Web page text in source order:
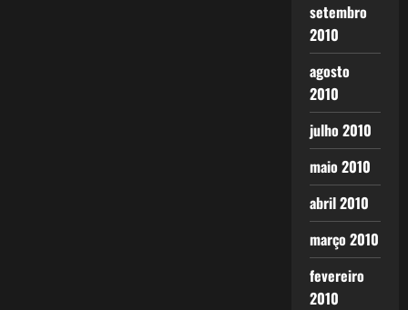
setembro
2010
agosto
2010
julho 2010
maio 2010
abril 2010
março 2010
fevereiro
2010